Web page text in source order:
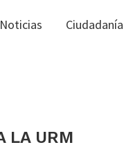
Noticias Ciudadanía
LA URM